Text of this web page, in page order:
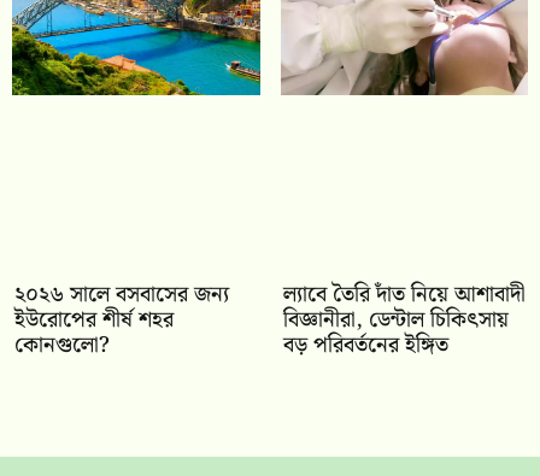
২০২৬ সালে বসবাসের জন্য
ইউরোপের শীর্ষ শহর
কোনগুলো?
ল্যাবে তৈরি দাঁত নিয়ে আশাবাদী
বিজ্ঞানীরা, ডেন্টাল চিকিৎসায়
বড় পরিবর্তনের ইঙ্গিত